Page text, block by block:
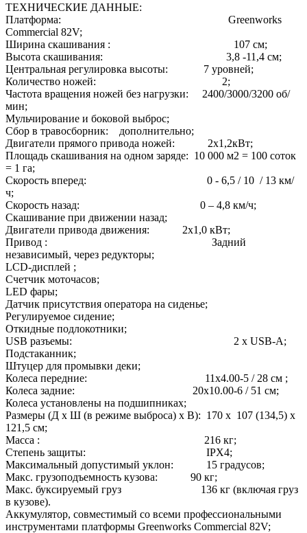
ТЕХНИЧЕСКИЕ ДАННЫЕ:
Платформа: Greenworks
Commercial 82V;
Ширина скашивания : 107 см;
Высота скашивания: 3,8 -11,4 см;
Центральная регулировка высоты: 7 уровней;
Количество ножей: 2;
Частота вращения ножей без нагрузки: 2400/3000/3200 об/
мин;
Мульчирование и боковой выброс;
Сбор в травосборник: дополнительно;
Двигатели прямого привода ножей: 2х1,2кВт;
Площадь скашивания на одном заряде: 10 000 м2 = 100 соток
= 1 га;
Скорость вперед: 0 - 6,5 / 10 / 13 км/
ч;
Скорость назад: 0 – 4,8 км/ч;
Скашивание при движении назад;
Двигатели привода движения: 2х1,0 кВт;
Привод : Задний
независимый, через редукторы;
LCD-дисплей ;
Счетчик моточасов;
LED фары;
Датчик присутствия оператора на сиденье;
Регулируемое сидение;
Откидные подлокотники;
USB разъемы: 2 х USB-A;
Подстаканник;
Штуцер для промывки деки;
Колеса передние: 11х4.00-5 / 28 см ;
Колеса задние: 20х10.00-6 / 51 см;
Колеса установлены на подшипниках;
Размеры (Д х Ш (в режиме выброса) х В): 170 х 107 (134,5) х
121,5 cм;
Масса : 216 кг;
Степень защиты: IPX4;
Максимальный допустимый уклон: 15 градусов;
Макс. грузоподъемность кузова: 90 кг;
Макс. буксируемый груз 136 кг (включая груз
в кузове).
Аккумулятор, совместимый со всеми профессиональными
инструментами платформы Greenworks Commercial 82V;